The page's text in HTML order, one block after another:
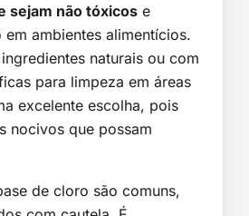
sejam não tóxicos e
ambientes alimentícios.
naturais ou com
para limpeza em áreas
excelente escolha, pois
nocivos que possam
de cloro são comuns,